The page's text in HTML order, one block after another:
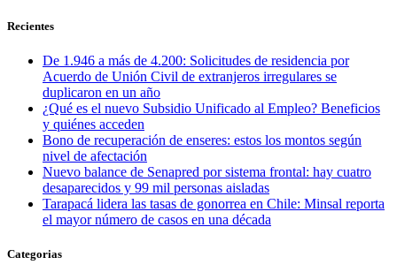
Recientes
De 1.946 a más de 4.200: Solicitudes de residencia por
Acuerdo de Unión Civil de extranjeros irregulares se
duplicaron en un año
¿Qué es el nuevo Subsidio Unificado al Empleo? Beneficios
y quiénes acceden
Bono de recuperación de enseres: estos los montos según
nivel de afectación
Nuevo balance de Senapred por sistema frontal: hay cuatro
desaparecidos y 99 mil personas aisladas
Tarapacá lidera las tasas de gonorrea en Chile: Minsal reporta
el mayor número de casos en una década
Categorias